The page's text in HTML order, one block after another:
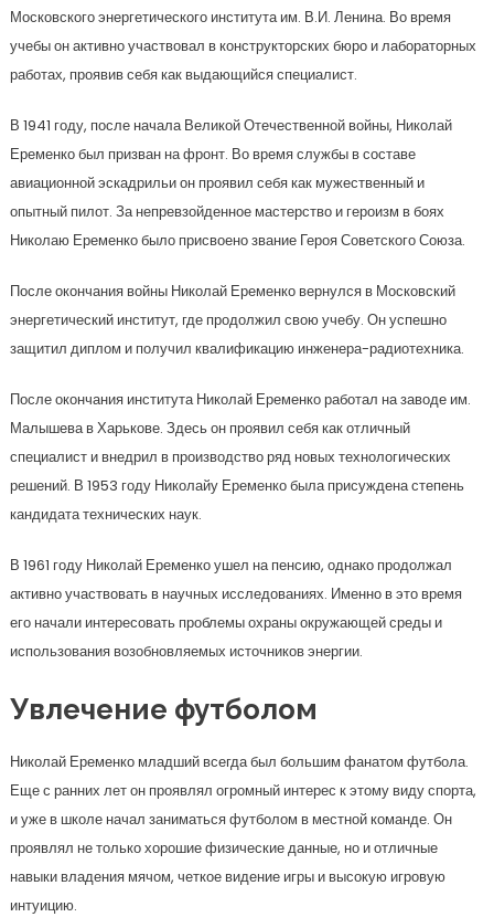
Московского энергетического института им. В.И. Ленина. Во время
учебы он активно участвовал в конструкторских бюро и лабораторных
работах, проявив себя как выдающийся специалист.
В 1941 году, после начала Великой Отечественной войны, Николай
Еременко был призван на фронт. Во время службы в составе
авиационной эскадрильи он проявил себя как мужественный и
опытный пилот. За непревзойденное мастерство и героизм в боях
Николаю Еременко было присвоено звание Героя Советского Союза.
После окончания войны Николай Еременко вернулся в Московский
энергетический институт, где продолжил свою учебу. Он успешно
защитил диплом и получил квалификацию инженера-радиотехника.
После окончания института Николай Еременко работал на заводе им.
Малышева в Харькове. Здесь он проявил себя как отличный
специалист и внедрил в производство ряд новых технологических
решений. В 1953 году Николайу Еременко была присуждена степень
кандидата технических наук.
В 1961 году Николай Еременко ушел на пенсию, однако продолжал
активно участвовать в научных исследованиях. Именно в это время
его начали интересовать проблемы охраны окружающей среды и
использования возобновляемых источников энергии.
Увлечение футболом
Николай Еременко младший всегда был большим фанатом футбола.
Еще с ранних лет он проявлял огромный интерес к этому виду спорта,
и уже в школе начал заниматься футболом в местной команде. Он
проявлял не только хорошие физические данные, но и отличные
навыки владения мячом, четкое видение игры и высокую игровую
интуицию.